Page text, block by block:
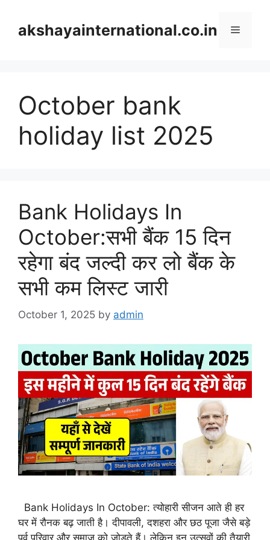
contentakshayainternational.co.in Menu
October bank
holiday list 2025
Bank Holidays In
October:सभी बैंक 15 दिन
रहेगा बंद जल्दी कर लो बैंक के
सभी कम लिस्ट जारी
October 1, 2025 by admin
Bank Holidays In October: त्योहारी सीजन आते ही हर
घर में रौनक बढ़ जाती है। दीपावली, दशहरा और छठ पूजा जैसे बड़े
पर्व परिवार और समाज को जोड़ते हैं। लेकिन इन उत्सवों की तैयारी